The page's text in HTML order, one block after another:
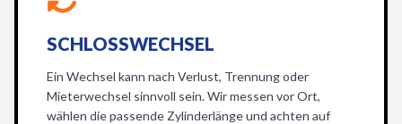
SCHLOSSWECHSEL
Ein Wechsel kann nach Verlust, Trennung oder
Mieterwechsel sinnvoll sein. Wir messen vor Ort,
wählen die passende Zylinderlänge und achten auf